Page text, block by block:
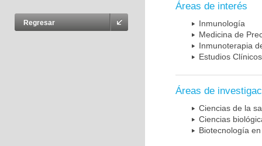
Regresar
Áreas de interés
Inmunología
Medicina de
Inmunoterapia
Estudios Clínicos
Áreas de
Ciencias de la
Ciencias
Biotecnología